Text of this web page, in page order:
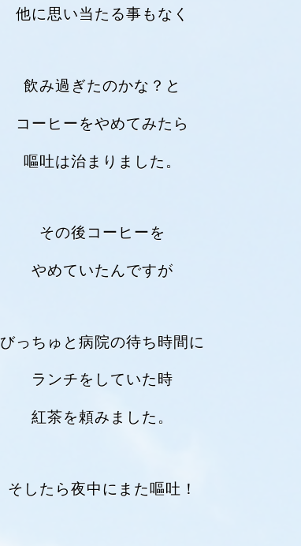
他に思い当たる事もなく
飲み過ぎたのかな？と
コーヒーをやめてみたら
嘔吐は治まりました。
その後コーヒーを
やめていたんですが
びっちゅと病院の待ち時間に
ランチをしていた時
紅茶を頼みました。
そしたら夜中にまた嘔吐！